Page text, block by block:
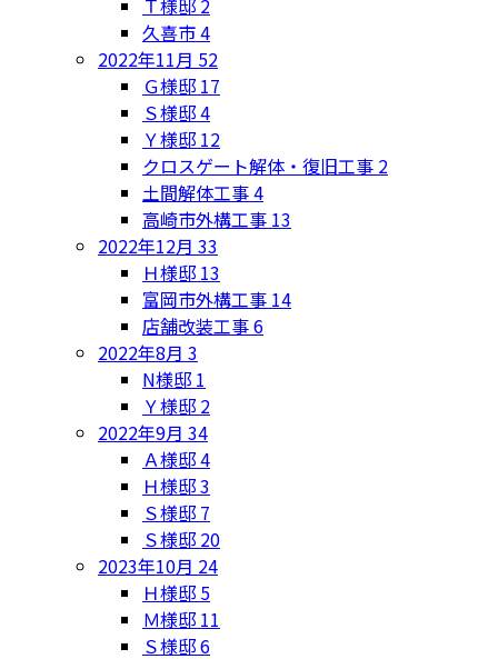
Ｔ様邸 2
久喜市4
2022年11月 52
Ｇ様邸 17
Ｓ様邸4
Ｙ様邸 12
クロスゲート解体・復旧工事 2
土間解体工事4
高崎市外構工事 13
2022年12月 33
Ｈ様邸 13
富岡市外構工事 14
店舗改装工事6
2022年8月 3
N様邸 1
Ｙ様邸 2
2022年9月 34
Ａ様邸4
Ｈ様邸3
Ｓ様邸 7
Ｓ様邸 20
2023年10月 24
Ｈ様邸 5
Ｍ様邸 11
Ｓ様邸6